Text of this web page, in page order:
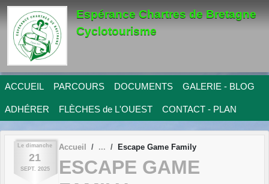
Espérance Chartres de Bretagne
Cyclotourisme
ACCUEIL PARCOURS DOCUMENTS GALERIE - BLOG
ADHÉRER FLÈCHES de L'OUEST CONTACT - PLAN
Le dimanche
21
SEPT. 2025
Accueil Escape Game Family
ESCAPE GAME
Panneau de gestion des cookies